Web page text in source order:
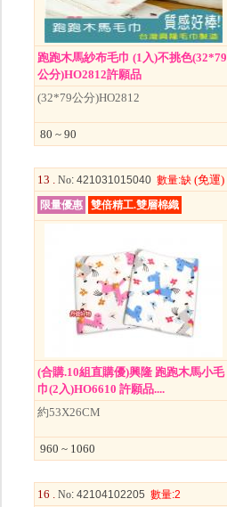
跑跑木馬紗布毛巾 (1入)不挑色(32*79
公分)HO2812許願品
(32*79公分)HO2812
80 ~ 90
13 . No: 421031015040 數量:缺(免運)
限量優惠 雙倍精工.雙層棉織
(合購.10組直購優)興隆 跑跑木馬小毛
巾(2入)HO6610 許願品....
約53X26CM
960 ~ 1060
16 . No: 42104102205 數量:2